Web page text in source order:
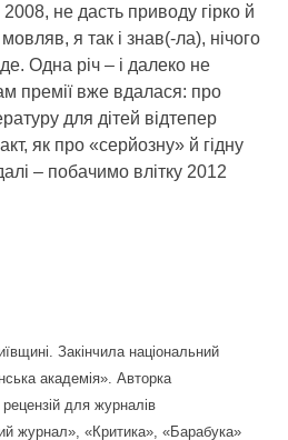
не дасть приводу гірко й
я так і знав(-ла), нічого
Одна річ – і далеко не
премії вже вдалася: про
для дітей відтепер
як про «серйозну» й гідну
– побачимо влітку 2012
Закінчила національний
академія». Авторка
для журналів
журнал», «Критика», «Барабука»